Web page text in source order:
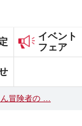
イベント
フェア
冒険者の …